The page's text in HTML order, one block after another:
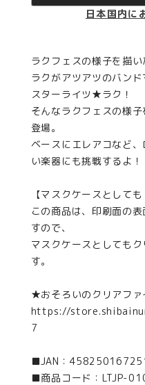
日本国内に
ラクフェスの様子を描
ラクがアツアツのバン
スターライツ★ラク！
そんなラクフェスの様
登場。
ベースにエレアコなど
い楽器にも挑戦するよ！
【マスクケースとしても
この商品は、印刷面の
すので、
マスクケースとしても
す。
★おそろいのクリアフ
https://
7
■JAN：
■商品コード：LTJP-